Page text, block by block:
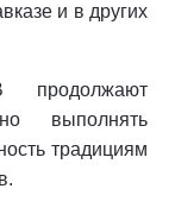
и в других
продолжают
выполнять
традициям